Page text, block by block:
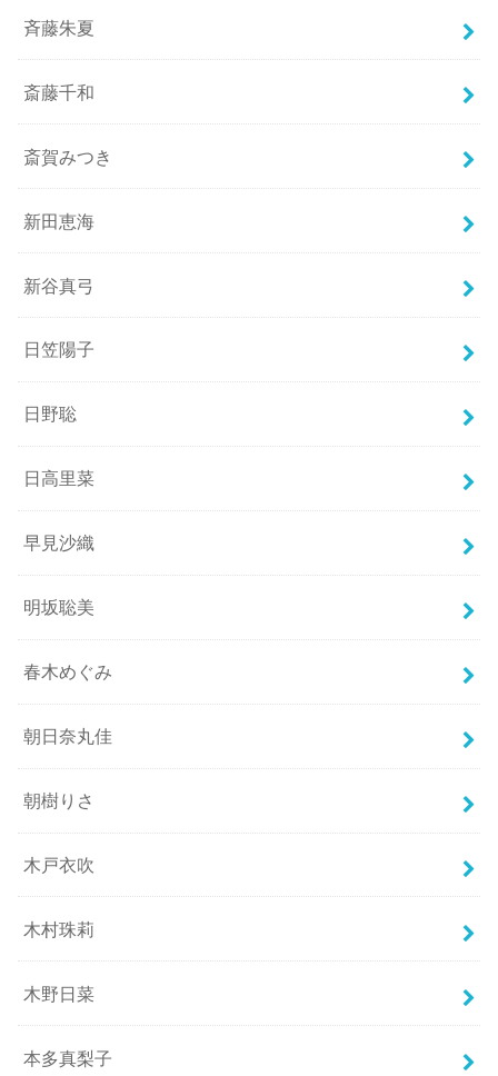
斉藤朱夏
斎藤千和
斎賀みつき
新田恵海
新谷真弓
日笠陽子
日野聡
日高里菜
早見沙織
明坂聡美
春木めぐみ
朝日奈丸佳
朝樹りさ
木戸衣吹
木村珠莉
木野日菜
本多真梨子